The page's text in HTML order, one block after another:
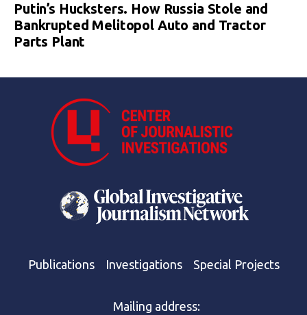
Putin’s Hucksters. How Russia Stole and
Bankrupted Melitopol Auto and Tractor
Parts Plant
Publications Investigations Special Projects
Mailing address: